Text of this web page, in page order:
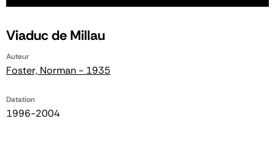
Viaduc de Millau
Auteur
Foster, Norman - 1935
Datation
1996-2004